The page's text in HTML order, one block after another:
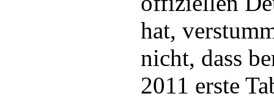
hat,
nicht, dass
2011 erste